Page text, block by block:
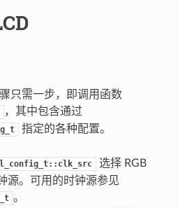
只需一步，即调用函数
，其中包含通过
指定的各种配置。
选择 RGB
源。可用的时钟源参见
。